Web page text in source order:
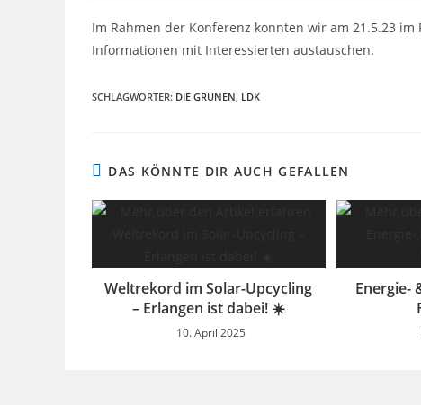
Im Rahmen der Konferenz konnten wir am 21.5.23
Informationen mit Interessierten austauschen.
SCHLAGWÖRTER: DIE GRÜNEN LDK
DAS KÖNNTE DIR AUCH GEFALLEN
Weltrekord im Solar-Upcycling
– Erlangen ist dabei! ☀️
10. April 2025
Energie-